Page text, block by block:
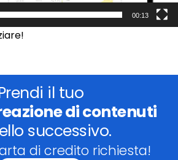
00:13
il tuo
di contenuti
successivo.
di credito richiesta!